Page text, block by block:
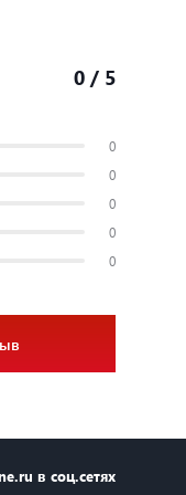
0 / 5
0
0
0
0
0
в соц.сетях